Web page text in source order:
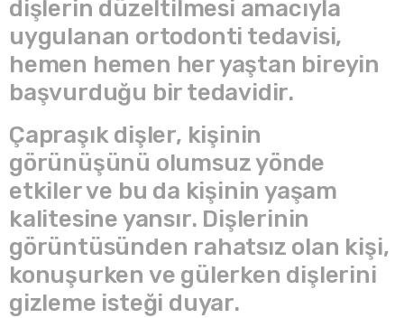
dişlerin düzeltilmesi amacıyla
uygulanan ortodonti tedavisi,
hemen hemen her yaştan bireyin
başvurduğu bir tedavidir.
Çapraşık dişler, kişinin
görünüşünü olumsuz yönde
etkiler ve bu da kişinin yaşam
kalitesine yansır. Dişlerinin
görüntüsünden rahatsız olan kişi,
konuşurken ve gülerken dişlerini
gizleme isteği duyar.